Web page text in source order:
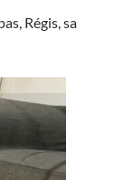
Régis, sa